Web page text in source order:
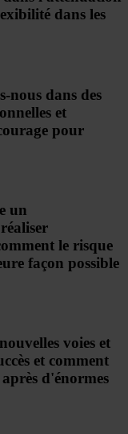
dans les
nous dans des
et
pour
un
le risque
façon possible
voies et
et comment
d'énormes